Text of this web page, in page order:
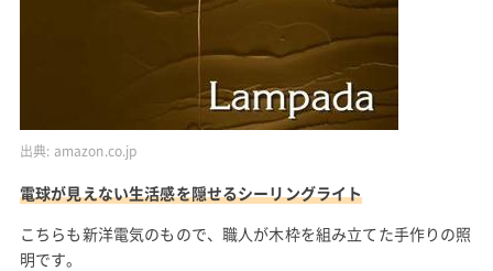
出典: amazon.co.jp
電球が見えない生活感を隠せるシーリングライト
こちらも新洋電気のもので、職人が木枠を組み立てた手作りの照
明です。